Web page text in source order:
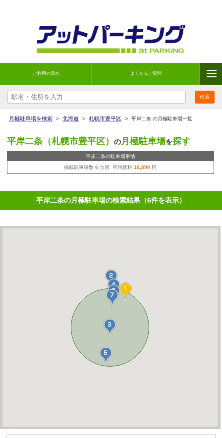
ご利用の流れ よくあるご質問
月極駐車場を検索 > 北海道 > 札幌市豊平区 > 平岸二条 の月極駐車場一覧
平岸二条（札幌市豊平区） の月極駐車場を探す
平岸二条の駐車場事情
掲載駐車場数6 カ所 平均賃料10,890 円
平岸二条の月極駐車場の検索結果（6件を表示）